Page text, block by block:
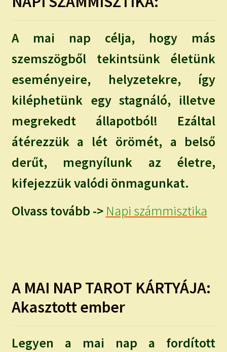
A mai nap célja, hogy más
szemszögből tekintsünk életünk
eseményeire, helyzetekre, így
kiléphetünk egy stagnáló, illetve
megrekedt állapotból! Ezáltal
átérezzük a lét örömét, a belső
derűt, megnyílunk az életre,
kifejezzük valódi önmagunkat.
Olvass tovább -> Napi számmisztika
A MAI NAP TAROT KÁRTYÁJA:
Akasztott ember
Legyen a mai nap a fordított